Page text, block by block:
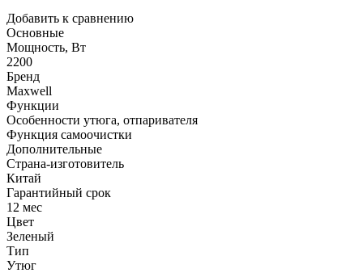
Добавить к сравнению
Основные
Мощность, Вт
2200
Бренд
Maxwell
Функции
Особенности утюга, отпаривателя
Функция самоочистки
Дополнительные
Страна-изготовитель
Китай
Гарантийный срок
12 мес
Цвет
Зеленый
Тип
Утюг